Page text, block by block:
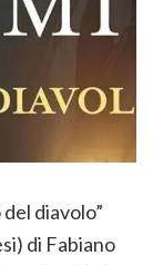
diavolo”
di Fabiano